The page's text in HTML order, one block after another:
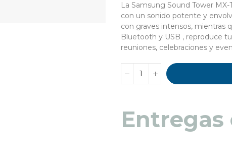
La Samsung Sound Tower
con un sonido potente y
con graves intensos, mientras
Bluetooth y USB , reproduce
reuniones, celebraciones y
Entregas